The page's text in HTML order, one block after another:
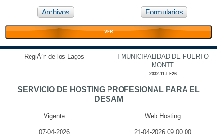
Archivos Formularios
VER
RegiÃ³n de los Lagos
I MUNICIPALIDAD DE PUERTO
MONTT
2332-11-LE26
SERVICIO DE HOSTING PROFESIONAL PARA EL
DESAM
Vigente Web Hosting
07-04-2026 21-04-2026 09:00:00